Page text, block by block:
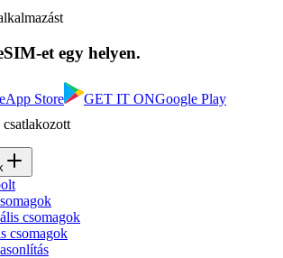
et egy helyen.
App Store GET IT ONGoogle Play
csomagok
csomagok